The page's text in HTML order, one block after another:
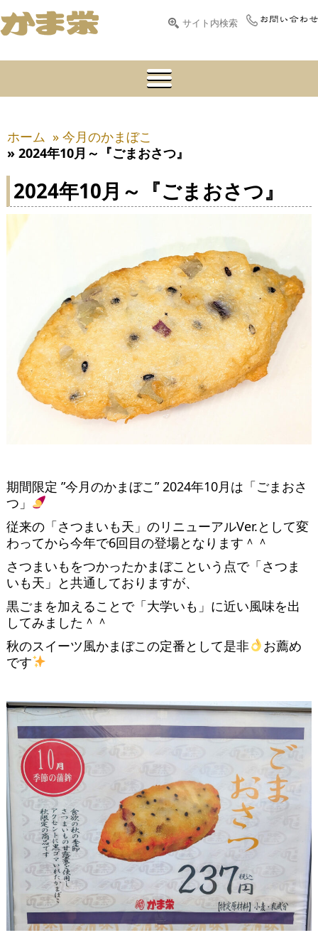
ホーム » 今月のかまぼこ
» 2024年10月～『ごまおさつ』
2024年10月～『ごまおさつ』
期間限定 ”今月のかまぼこ” 2024年10月は「ごまおさ
つ」
従来の「さつまいも天」のリニューアルVer.として変
わってから今年で6回目の登場となります＾＾
さつまいもをつかったかまぼこという点で「さつま
いも天」と共通しておりますが、
黒ごまを加えることで「大学いも」に近い風味を出
してみました＾＾
秋のスイーツ風かまぼこの定番として是非
お薦め
です